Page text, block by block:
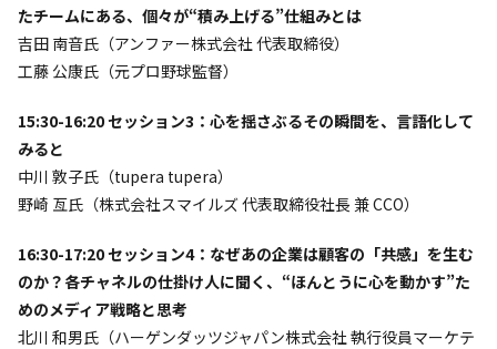
たチームにある、個々が“積み上げる”仕組みとは
吉田 南音氏（アンファー株式会社 代表取締役）
工藤 公康氏（元プロ野球監督）
15:30-16:20 セッション3：心を揺さぶるその瞬間を、言語化して
みると
中川 敦子氏（tupera tupera）
野崎 亙氏（株式会社スマイルズ 代表取締役社長 兼 CCO）
16:30-17:20 セッション4：なぜあの企業は顧客の「共感」を生む
のか？各チャネルの仕掛け人に聞く、“ほんとうに心を動かす”た
めのメディア戦略と思考
北川 和男氏（ハーゲンダッツジャパン株式会社 執行役員マーケテ